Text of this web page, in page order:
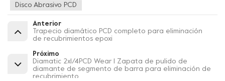
Disco Abrasivo PCD
Anterior
Trapecio diamático PCD completo para eliminación
de recubrimientos epoxi
Próximo
Diamatic 2x1/4PCD Wear 1 Zapata de pulido de
diamante de segmento de barra para eliminación de
recubrimiento